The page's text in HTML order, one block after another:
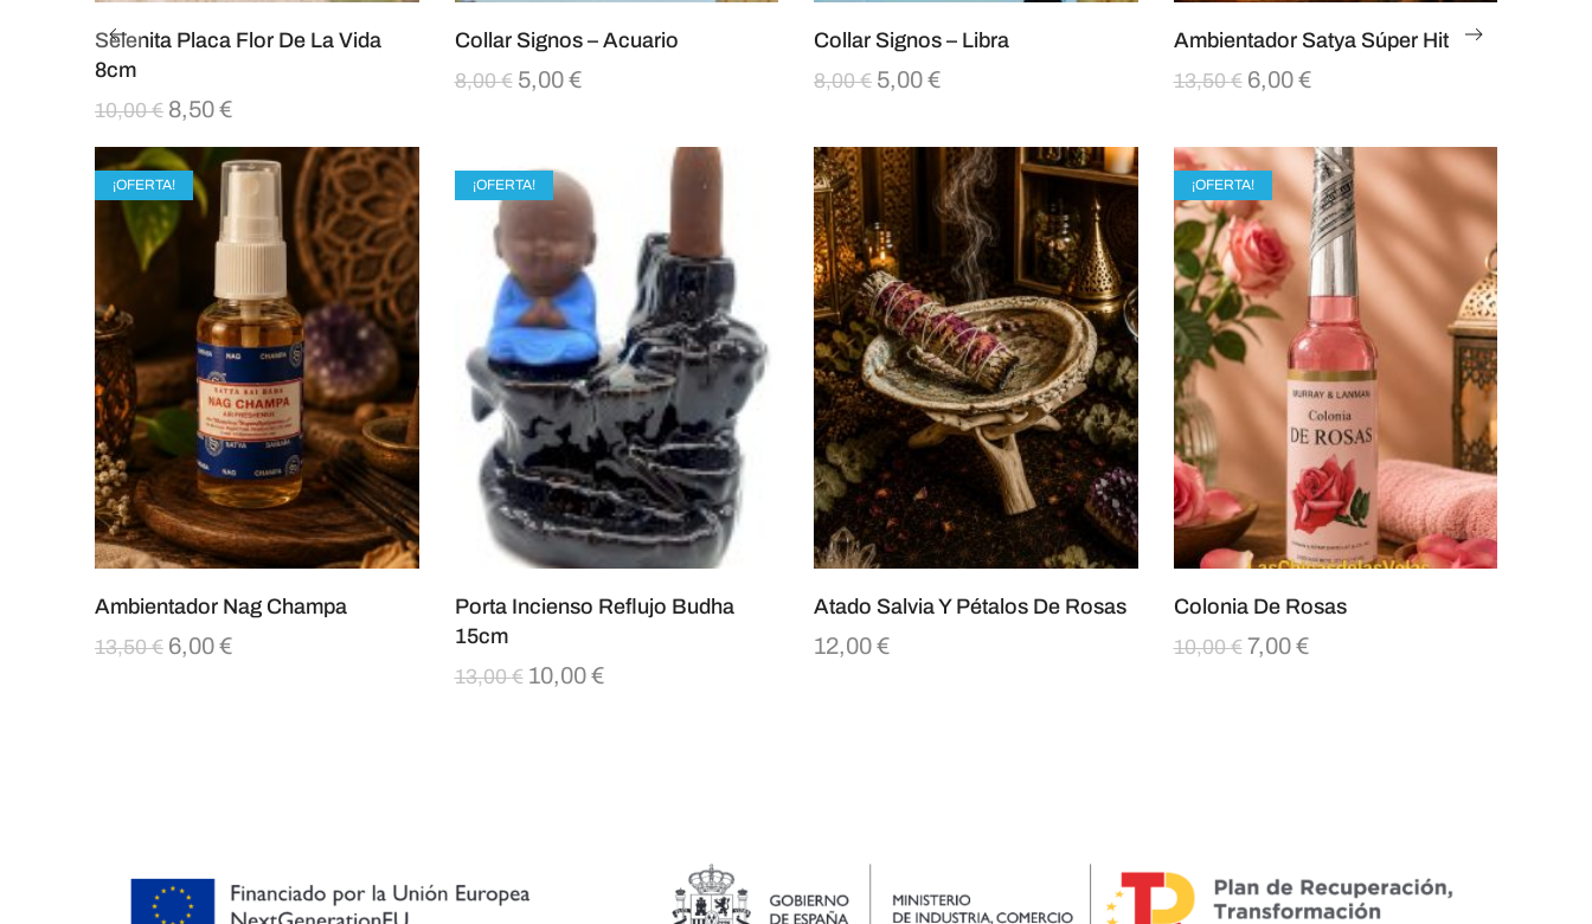
Selenita Placa Flor De La Vida
8cm
10,00€ 8,50€
Collar Signos – Acuario
8,00€ 5,00€
Collar Signos – Libra
8,00€ 5,00€
Ambientador Satya Súper Hit
13,50€ 6,00€
¡OFERTA!
Ambientador Nag Champa
13,50€ 6,00€
¡OFERTA!
Porta Incienso Reflujo Budha
15cm
13,00€ 10,00€
Atado Salvia Y Pétalos De Rosas
12,00€
¡OFERTA!
Colonia De Rosas
10,00€ 7,00€